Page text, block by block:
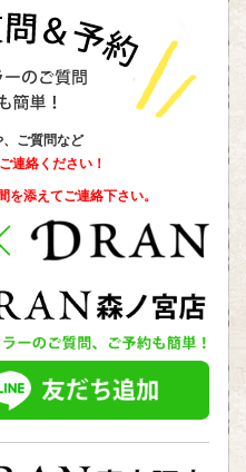
ご質問など
連絡ください！
を添えてご連絡下さい。